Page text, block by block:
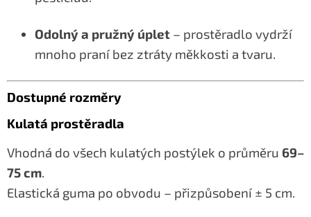
Odolný a pružný úplet – prostěradlo vydrží
mnoho praní bez ztráty měkkosti a tvaru.
Dostupné rozměry
Kulatá prostěradla
Vhodná do všech kulatých postýlek o průměru 69–
75 cm.
Elastická guma po obvodu – přizpůsobení ± 5 cm.